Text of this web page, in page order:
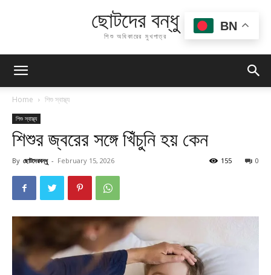
ছোটদের বন্ধু
শিশু অধিকারের মুখপাত্র
Home শিশু স্বাস্থ্য
শিশু স্বাস্থ্য
শিশুর জ্বরের সঙ্গে খিঁচুনি হয় কেন
By ছোটদেরবন্ধু - February 15, 2026 0
155
BN